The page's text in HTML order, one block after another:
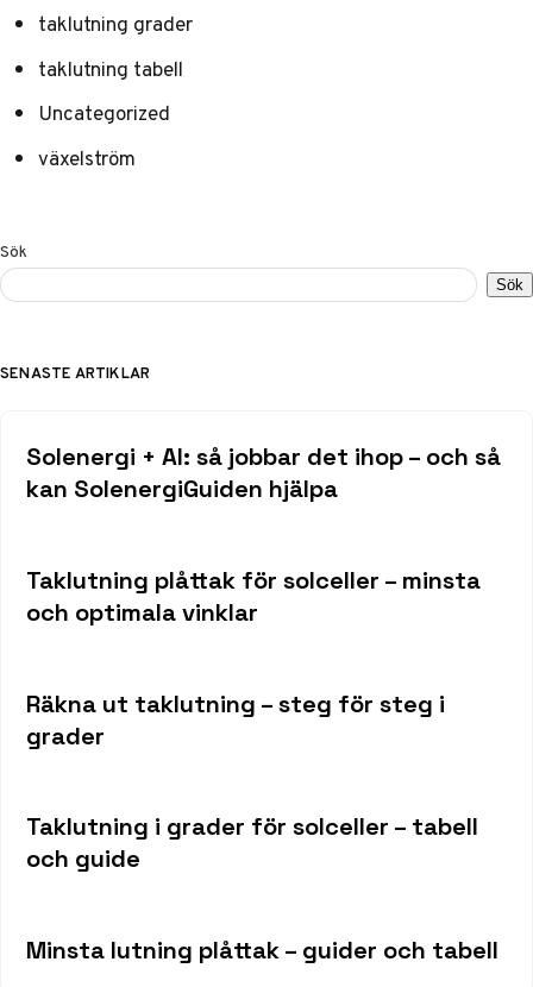
taklutning grader
taklutning tabell
Uncategorized
växelström
Sök
Sök
SENASTE ARTIKLAR
Solenergi + AI: så jobbar det ihop – och så
kan SolenergiGuiden hjälpa
Taklutning plåttak för solceller – minsta
och optimala vinklar
Räkna ut taklutning – steg för steg i
grader
Taklutning i grader för solceller – tabell
och guide
Minsta lutning plåttak – guider och tabell